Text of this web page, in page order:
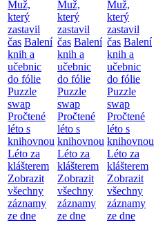
Muž,
který
zastavil
čas Balení
knih a
učebnic
do fólie
Puzzle
swap
Pročtené
léto s
knihovnou
Léto za
klášterem
Zobrazit
všechny
záznamy
ze dne
Muž,
který
zastavil
čas Balení
knih a
učebnic
do fólie
Puzzle
swap
Pročtené
léto s
knihovnou
Léto za
klášterem
Zobrazit
všechny
záznamy
ze dne
Muž,
který
zastavil
čas Balení
knih a
učebnic
do fólie
Puzzle
swap
Pročtené
léto s
knihovnou
Léto za
klášterem
Zobrazit
všechny
záznamy
ze dne